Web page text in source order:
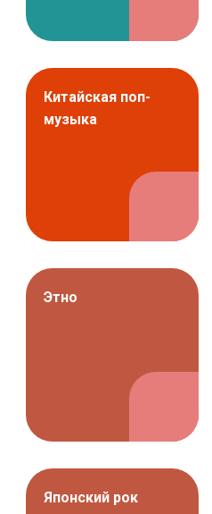
Китайская поп-
музыка
Этно
Японский рок